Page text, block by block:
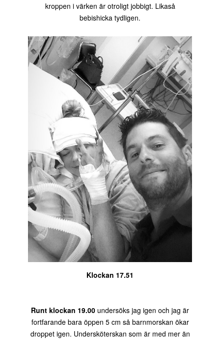
kroppen i värken är otroligt jobbigt. Likaså
bebishicka tydligen.
Klockan 17.51
Runt klockan 19.00 undersöks jag igen och jag är
fortfarande bara öppen 5 cm så barnmorskan ökar
droppet igen. Undersköterskan som är med mer än